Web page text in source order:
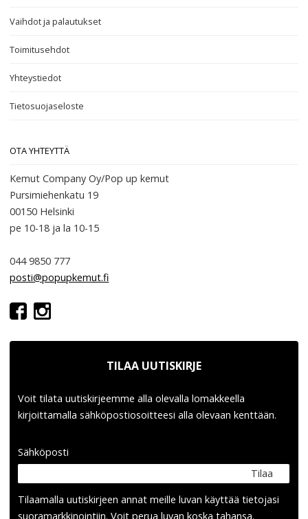
Vaihdot ja palautukset
Toimitusehdot
Yhteystiedot
Tietosuojaseloste
OTA YHTEYTTÄ
Kemut Company Oy/Pop up kemut
Pursimiehenkatu 19
00150 Helsinki
pe 10-18 ja la 10-15
044 9850 777
posti@popupkemut.fi
TILAA UUTISKIRJE
Voit tilata uutiskirjeemme alla olevalla lomakkeella
kirjoittamalla sähköpostiosoitteesi alla olevaan kenttään.
Sähköposti
Tilaa
Tilaamalla uutis­kirjeen annat meille luvan käyttää tietojasi
suora­markkinointiin. Voit perua luvan koska tahansa.